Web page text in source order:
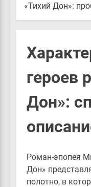
«Тихий Дон»:
героев
Дон»:
Роман-эпопея
Дон»
полотно, в